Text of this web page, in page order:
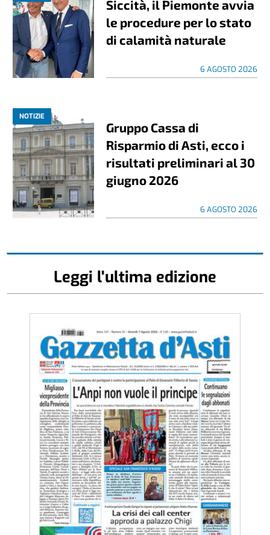
Siccità, il Piemonte avvia
le procedure per lo stato
di calamità naturale
6 AGOSTO 2026
NOTIZIE
Gruppo Cassa di
Risparmio di Asti, ecco i
risultati preliminari al 30
giugno 2026
6 AGOSTO 2026
Leggi l'ultima edizione